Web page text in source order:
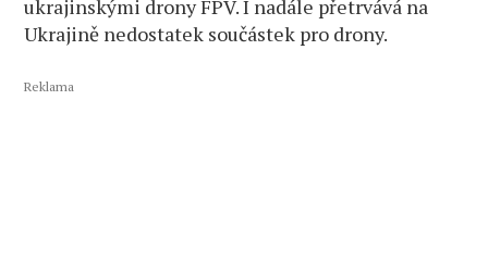
ukrajinskými drony FPV. I nadále přetrvává na
Ukrajině nedostatek součástek pro drony.
Reklama